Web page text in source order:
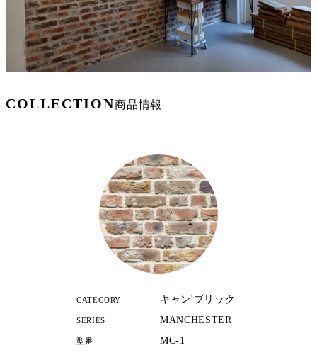
COLLECTION商品情報
CATEGORY キャン'ブリック
SERIES MANCHESTER
型番 MC-1